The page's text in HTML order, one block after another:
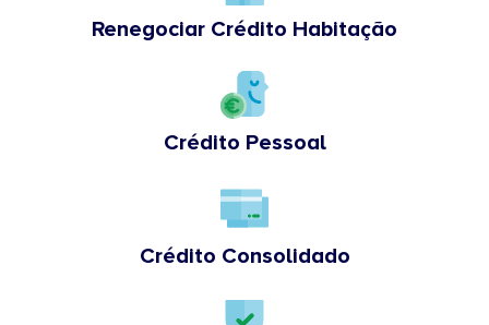
Renegociar Crédito Habitação
Crédito Pessoal
Crédito Consolidado